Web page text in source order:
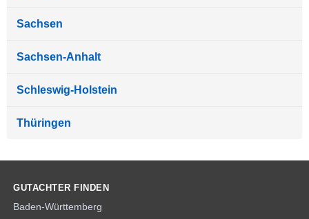
Sachsen
Sachsen-Anhalt
Schleswig-Holstein
Thüringen
GUTACHTER FINDEN
Baden-Württemberg